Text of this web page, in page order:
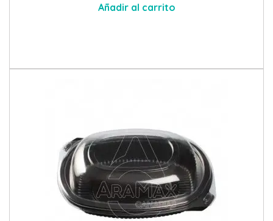
Añadir al carrito